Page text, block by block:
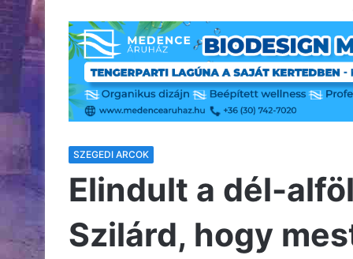
SZEGEDI ARCOK
Elindult a dél-
Szilárd, hogy